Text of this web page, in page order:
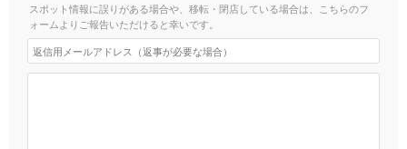
スポット情報に誤りがある場合や、移転・閉店している場合は、こちらのフ
ォームよりご報告いただけると幸いです。